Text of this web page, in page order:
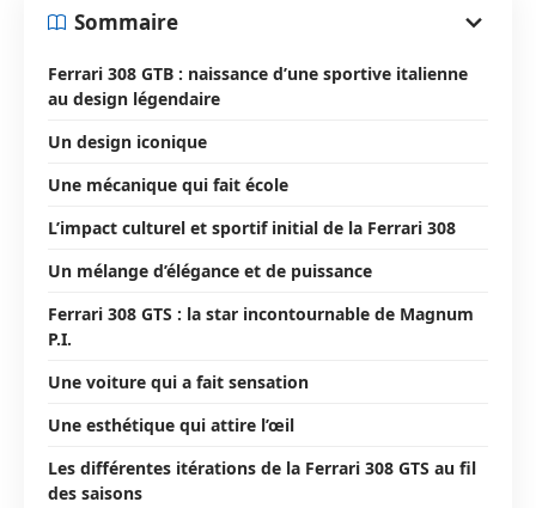
Sommaire
Ferrari 308 GTB : naissance d’une sportive italienne
au design légendaire
Un design iconique
Une mécanique qui fait école
L’impact culturel et sportif initial de la Ferrari 308
Un mélange d’élégance et de puissance
Ferrari 308 GTS : la star incontournable de Magnum
P.I.
Une voiture qui a fait sensation
Une esthétique qui attire l’œil
Les différentes itérations de la Ferrari 308 GTS au fil
des saisons